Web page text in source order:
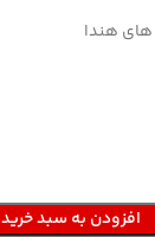
هندا
افزودن به سبد خرید